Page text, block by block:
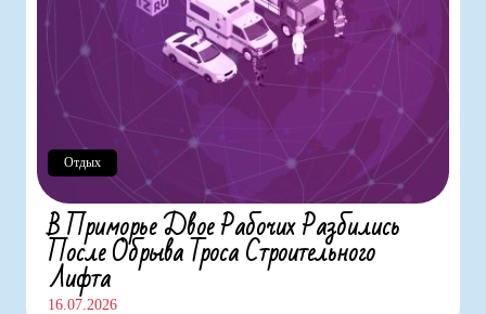
В Приморье Двое Рабочих Разбились
После Обрыва Троса Строительного
Лифта
16.07.2026
Отдых